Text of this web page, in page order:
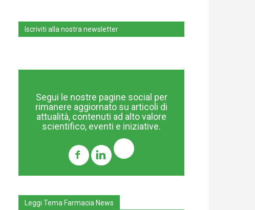
Iscriviti alla nostra newsletter
Segui le nostre pagine social per
rimanere aggiornato su articoli di
attualità, contenuti ad alto valore
scientifico, eventi e iniziative.
Leggi Tema Farmacia News